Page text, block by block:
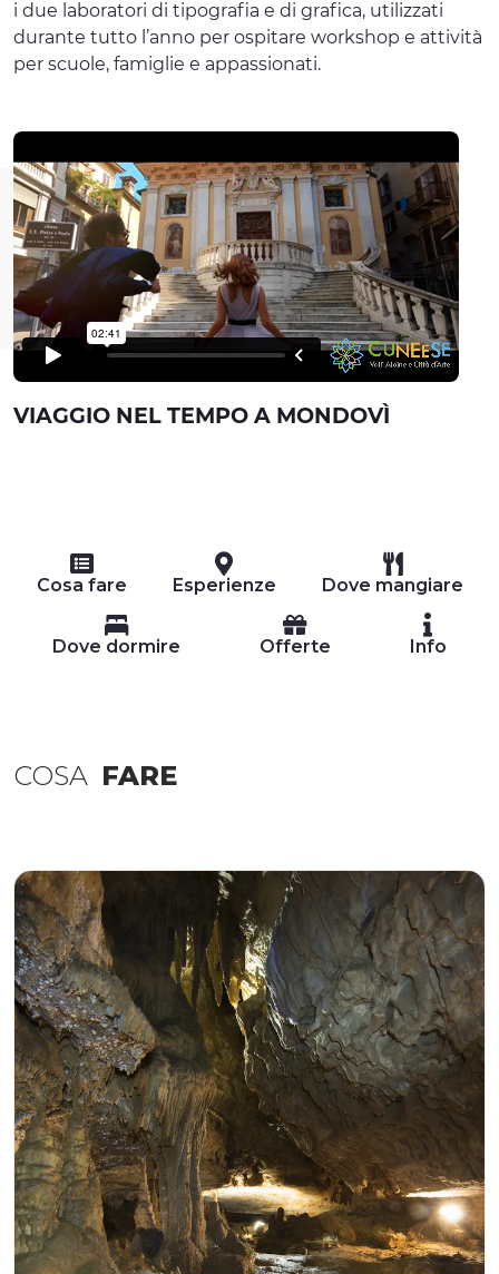
i due laboratori di tipografia e di grafica, utilizzati
durante tutto l’anno per ospitare workshop e attività
per scuole, famiglie e appassionati.
VIAGGIO NEL TEMPO A MONDOVÌ
Cosa fare Esperienze Dove mangiare
Dove dormire Offerte Info
COSA FARE